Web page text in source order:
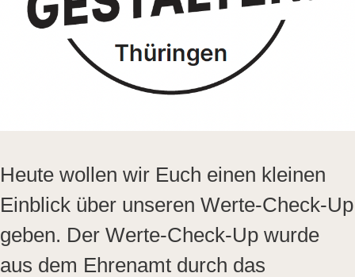
Heute wollen wir Euch einen kleinen
Einblick über unseren Werte-Check-Up
geben. Der Werte-Check-Up wurde
aus dem Ehrenamt durch das